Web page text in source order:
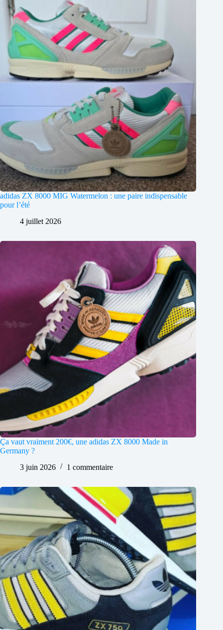
adidas ZX 8000 MIG Watermelon : une paire indispensable
pour l’été
4 juillet 2026
Ça vaut vraiment 200€, une adidas ZX 8000 Made in
Germany ?
3 juin 2026
1 commentaire